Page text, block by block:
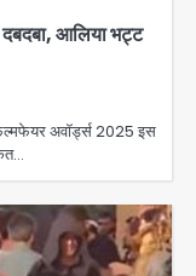
आलिया भट्ट
अवॉर्ड्स 2025 इस